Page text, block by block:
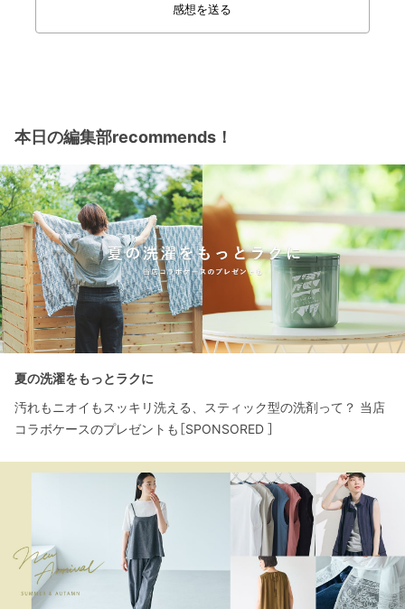
感想を送る
本日の編集部recommends！
夏の洗濯をもっとラクに
汚れもニオイもスッキリ洗える、スティック型の洗剤って？ 当店
コラボケースのプレゼントも［SPONSORED ］